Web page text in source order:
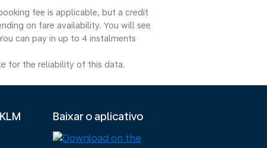
fee is applicable, but a credit
on fare availability. You will see
can pay in up to 4 instalments
for the reliability of this data.
Baixar o aplicativo